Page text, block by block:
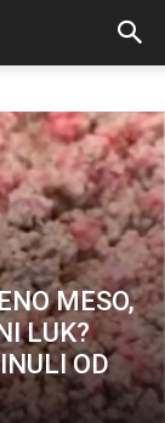
MESO,
LUK?
OD